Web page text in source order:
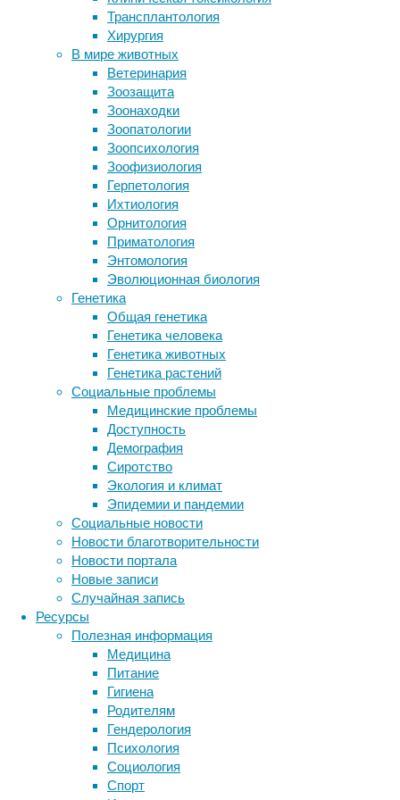
Трансплантология
Хирургия
В мире животных
Ветеринария
Зоозащита
Зоонаходки
Зоопатологии
Зоопсихология
Зоофизиология
Герпетология
Ихтиология
Орнитология
Приматология
Энтомология
Эволюционная биология
Генетика
Общая генетика
Генетика человека
Генетика животных
Генетика растений
Социальные проблемы
Медицинские проблемы
Доступность
Демография
Сиротство
Экология и климат
Эпидемии и пандемии
Социальные новости
Новости благотворительности
Новости портала
Новые записи
Случайная запись
Ресурсы
Полезная информация
Медицина
Питание
Гигиена
Родителям
Гендерология
Психология
Социология
Спорт
05:29
30/10/2025
болезнь
Паркинсона,
инструменты
методы,
медицина,
музыка,
нейроновости,
операции
Очередной
пример
необычного
контроля
нейрохирургической
операции
пришел
из
Великобритании.
Пациентке
из
Восточного
Суссекса
пришлось
поиграть
на
кларнете
во
время
установки
электродов
для
глубокой
стимуляции
мозга
(DBS).
Читать
дальше
"Игра
Ветеринария
Greenway
«Поющая лава» поможет
предсказанию опасных извержений
Как алкоголь влияет на сон?
Новый способ выжимания яблочного
сока в четыре раза повысил его
пользу
Следите за новостями
Метки